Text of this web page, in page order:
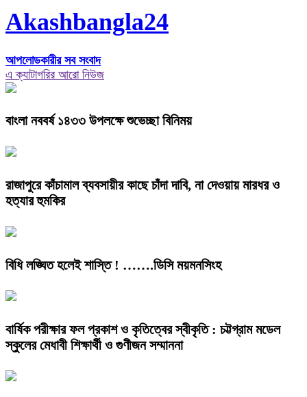
Akashbangla24
আপলোডকারীর সব সংবাদ
এ ক্যাটাগরির আরো নিউজ
বাংলা নববর্ষ ১৪৩৩ উপলক্ষে শুভেচ্ছা বিনিময়
রাজাপুরে কাঁচামাল ব্যবসায়ীর কাছে চাঁদা দাবি, না দেওয়ায় মারধর ও
হত্যার হুমকির
বিধি লঙ্ঘিত হলেই শাস্তি ! …….ডিসি ময়মনসিংহ
বার্ষিক পরীক্ষার ফল প্রকাশ ও কৃতিত্বের স্বীকৃতি : চট্টগ্রাম মডেল
স্কুলের মেধাবী শিক্ষার্থী ও গুণীজন সম্মাননা